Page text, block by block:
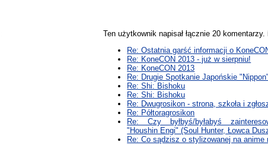
Ten użytkownik napisał łącznie 20
Re: Ostatnia garść informacji o
Re: KoneCON 2013 - już w sierpniu!
Re: KoneCON 2013
Re: Drugie Spotkanie Japońskie
Re: Shi: Bishoku
Re: Shi: Bishoku
Re: Dwugrosikon - strona, szkoła i
Re: Półtoragrosikon
Re: Czy byłbyś/byłabyś
"Houshin Engi" (Soul Hunter, Łowca
Re: Co sądzisz o stylizowanej na anime